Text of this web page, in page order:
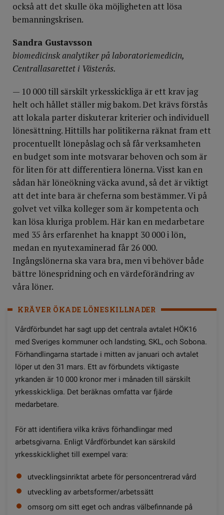
också att det skulle öka möjligheten att lösa
bemanningskrisen.
Sandra Gustavsson
biomedicinsk analytiker på laboratoriemedicin,
Centrallasarettet i Västerås.
— 10 000 till särskilt yrkesskickliga är ett krav jag
helt och hållet ställer mig bakom. Det krävs förstås
att lokala parter diskuterar kriterier och individuell
lönesättning. Hittills har politikerna räknat fram ett
procentuellt lönepåslag och så får verksamheten
en budget som inte motsvarar behoven och som är
för liten för att differentiera lönerna. Visst kan en
sådan här löneökning väcka avund, så det är viktigt
att det inte bara är cheferna som bestämmer. Vi på
golvet vet vilka kolleger som är kompetenta och
kan lösa kluriga problem. Här kan en medarbetare
med 35 års erfarenhet ha knappt 30 000 i lön,
medan en nyutexaminerad får 26 000.
Ingångslönerna ska vara bra, men vi behöver både
bättre lönespridning och en värdeförändring av
våra löner.
KRÄVER ÖKADE LÖNESKILLNADER
Vårdförbundet har sagt upp det centrala avtalet HÖK16
med Sveriges kommuner och landsting, SKL, och Sobona.
Förhandlingarna startade i mitten av januari och avtalet
löper ut den 31 mars. Ett av förbundets viktigaste
yrkanden är 10 000 kronor mer i månaden till särskilt
yrkesskickliga. Det beräknas omfatta var fjärde
medarbetare.
För att identifiera vilka krävs förhandlingar med
arbetsgivarna. Enligt Vårdförbundet kan särskild
yrkesskicklighet till exempel vara:
utvecklingsinriktat arbete för personcentrerad vård
utveckling av arbetsformer/arbetssätt
omsorg om sitt eget och andras välbefinnande på